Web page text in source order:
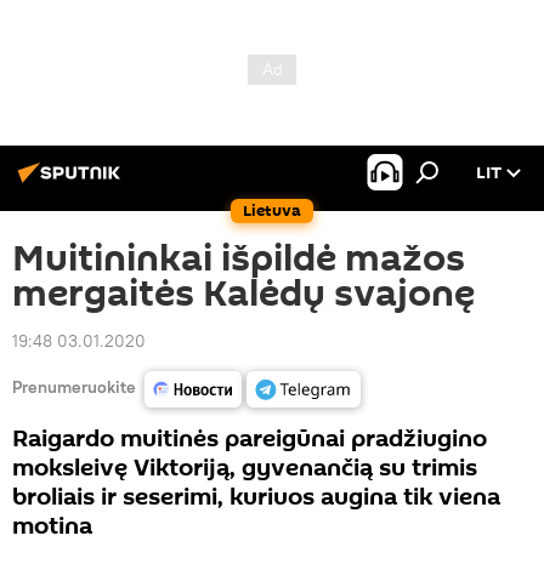
Lietuva
LIT
Muitininkai išpildė mažos
mergaitės Kalėdų svajonę
19:48 03.01.2020
Prenumeruokite
Raigardo muitinės pareigūnai pradžiugino
moksleivę Viktoriją, gyvenančią su trimis
broliais ir seserimi, kuriuos augina tik viena
motina